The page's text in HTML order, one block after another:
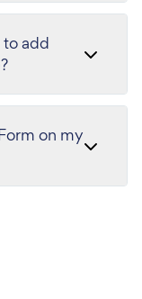
add
on my